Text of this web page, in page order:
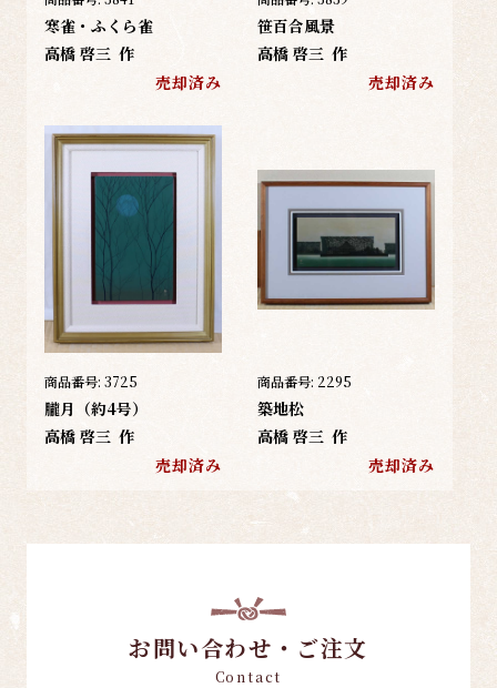
寒雀・ふくら雀
高橋 啓三 作
売却済み
笹百合風景
高橋 啓三 作
売却済み
商品番号: 3725
朧月（約4号）
高橋 啓三 作
売却済み
商品番号: 2295
築地松
高橋 啓三 作
売却済み
お問い合わせ・ご注文
Contact